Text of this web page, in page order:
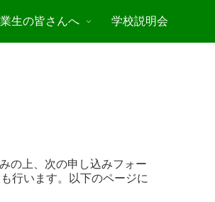
生の皆さんへ 学校説明会
の上、次の申し込みフォー
行います。以下のページに